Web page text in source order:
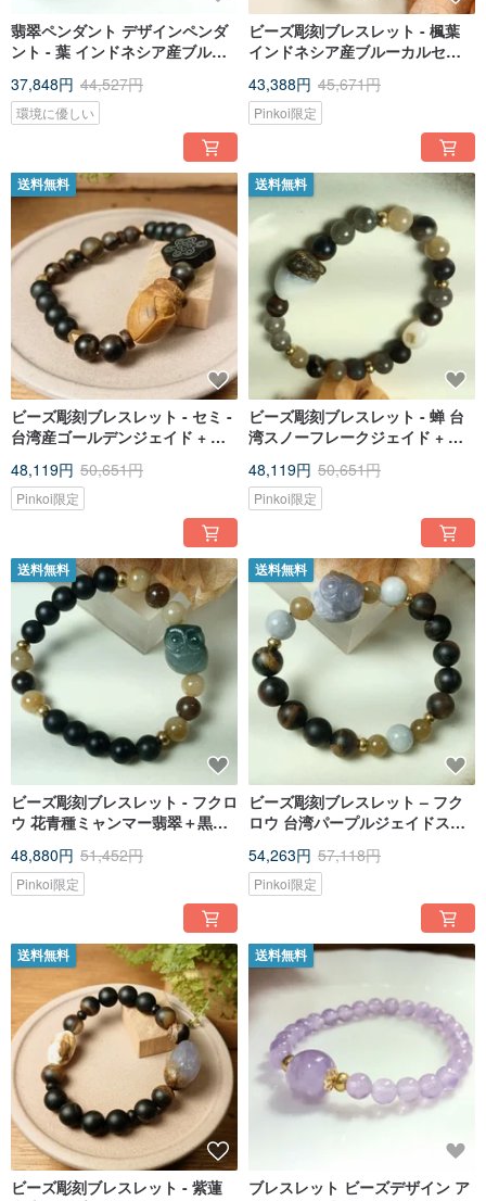
翡翠ペンダント デザインペンダ
ント - 葉 インドネシア産ブルー
ーカルセドニー
37,848円 44,527円
環境に優しい
ビーズ彫刻ブレスレット - 楓葉
インドネシア産ブルーカルセド
ラズリ＋真鍮／マット仕上げ
43,388円 45,671円
Pinkoi限定
送料無料
ビーズ彫刻ブレスレット - セミ -
台湾産ゴールデンジェイド + 黒
仕上げ
48,119円 50,651円
Pinkoi限定
送料無料
ビーズ彫刻ブレスレット - 蝉 台
湾スノーフレークジェイド + ホ
／マットな質感で手になじみ、
時間をかけて育てられます。
48,119円 50,651円
Pinkoi限定
送料無料
ビーズ彫刻ブレスレット - フクロ
ウ 花青種ミャンマー翡翠＋黒檀
48,880円 51,452円
Pinkoi限定
送料無料
ビーズ彫刻ブレスレット – フク
ロウ 台湾パープルジェイドスノ
＋珪化木＋真鍮／マット
54,263円 57,118円
Pinkoi限定
送料無料
ビーズ彫刻ブレスレット - 紫蓮
送料無料
ブレスレット ビーズデザイン ア